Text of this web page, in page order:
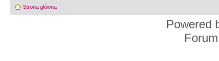
Strona główna
Powered